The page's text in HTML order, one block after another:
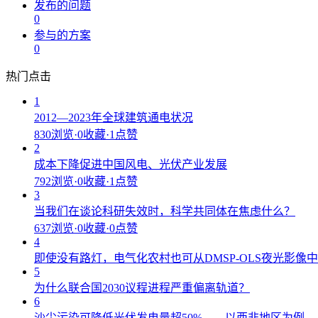
发布的问题
0
参与的方案
0
热门点击
1
2012—2023年全球建筑通电状况
830浏览·0收藏·1点赞
2
成本下降促进中国风电、光伏产业发展
792浏览·0收藏·1点赞
3
当我们在谈论科研失效时，科学共同体在焦虑什么？
637浏览·0收藏·0点赞
4
即使没有路灯，电气化农村也可从DMSP-OLS夜光影像
5
为什么联合国2030议程进程严重偏离轨道？
6